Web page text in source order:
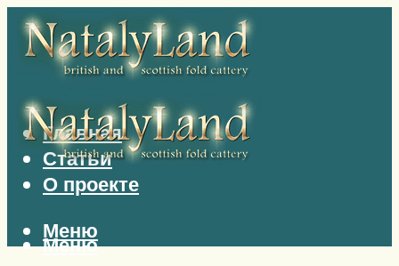
Главная
Статьи
О проекте
Меню
Меню